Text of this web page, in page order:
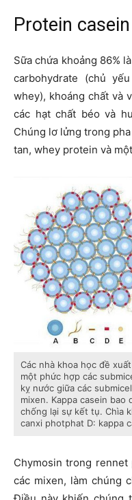
Protein
Sữa chứa khoảng 86%
carbohydrate (chủ
whey), khoáng chất và
các hạt chất béo và
Chúng lơ lửng trong
tan, whey protein và
Các nhà khoa học đề
một phức hợp các
kỵ nước giữa các
mixen. Kappa casein bao
chống lại sự kết tụ. Chìa
canxi photphat D: kappa
Chymosin trong
các mixen, làm chúng